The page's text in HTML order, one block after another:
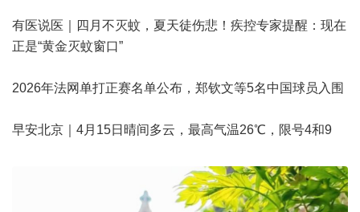
有医说医｜四月不灭蚊，夏天徒伤悲！疾控专家提醒：现在
正是“黄金灭蚊窗口”
2026年法网单打正赛名单公布，郑钦文等5名中国球员入围
早安北京｜4月15日晴间多云，最高气温26℃，限号4和9